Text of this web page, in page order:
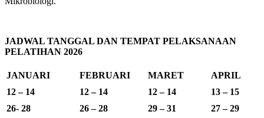
JADWAL TANGGAL DAN TEMPAT PELAKSANAAN
PELATIHAN 2026
JANUARI FEBRUARI MARET
APRIL
12 – 14
12 – 14 12 – 14
13 – 15
26- 28
26 – 28 29 – 31 27 – 29